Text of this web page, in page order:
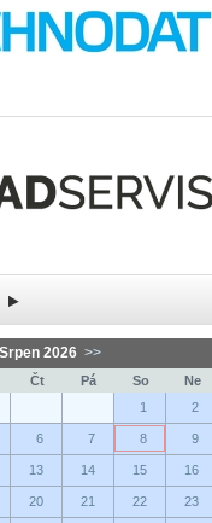
Srpen 2026 >>
Čt Pá So
Ne
1
2
6 7 8 9
13 14 15 16
20 21 22 23